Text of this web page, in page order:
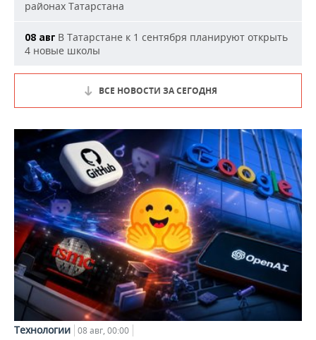
районах Татарстана
08 авг В Татарстане к 1 сентября планируют открыть
4 новые школы
ВСЕ НОВОСТИ ЗА СЕГОДНЯ
Технологии 08 авг, 00:00